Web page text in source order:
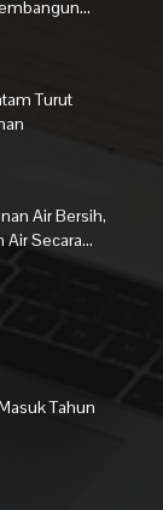
Turut
Air Bersih,
Secara...
Tahun